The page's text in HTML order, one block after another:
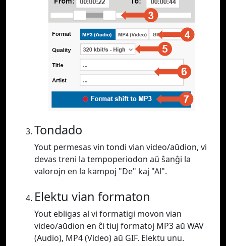
Tondado
Yout permesas vin tondi vian video/aŭdion, vi
devas treni la tempoperiodon aŭ ŝanĝi la
valorojn en la kampoj "De" kaj "Al".
Elektu vian formaton
Yout ebligas al vi formatigi movon vian
video/aŭdion en ĉi tiuj formatoj MP3 aŭ WAV
(Audio), MP4 (Video) aŭ GIF. Elektu unu.